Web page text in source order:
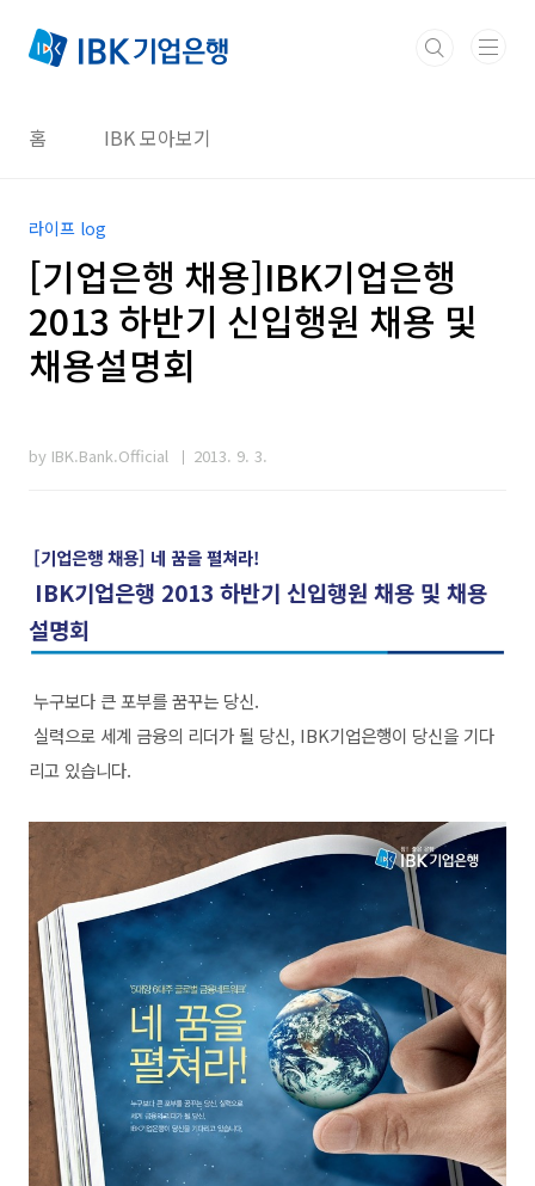
홈 IBK 모아보기
라이프 log
[기업은행 채용]IBK기업은행
2013 하반기 신입행원 채용 및
채용설명회
by IBK.Bank.Official 2013. 9. 3.
[기업은행 채용] 네 꿈을 펼쳐라!
IBK기업은행 2013 하반기 신입행원 채용 및 채용
설명회
누구보다 큰 포부를 꿈꾸는 당신.
실력으로 세계 금융의 리더가 될 당신, IBK기업은행이 당신을 기다
리고 있습니다.